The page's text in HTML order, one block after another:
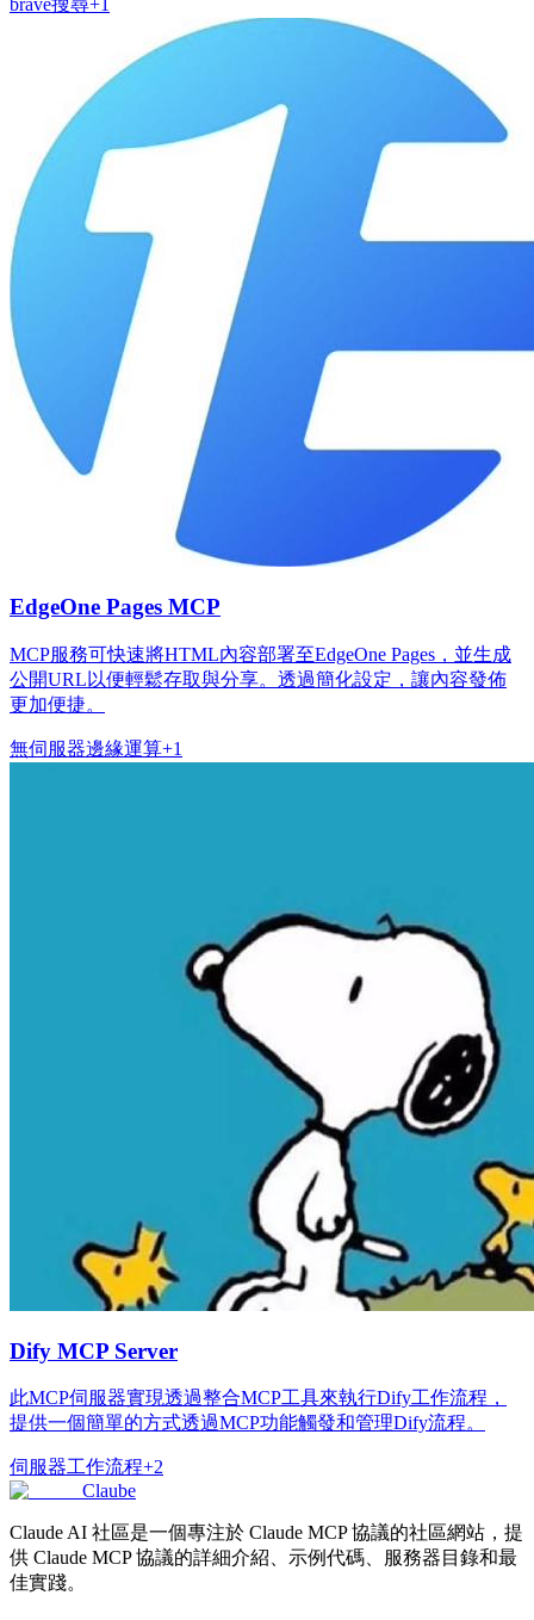
brave搜尋+1
EdgeOne Pages MCP
MCP服務可快速將HTML內容部署至EdgeOne Pages，並生成
公開URL以便輕鬆存取與分享。透過簡化設定，讓內容發佈
更加便捷。
無伺服器邊緣運算+1
Dify MCP Server
此MCP伺服器實現透過整合MCP工具來執行Dify工作流程，
提供一個簡單的方式透過MCP功能觸發和管理Dify流程。
伺服器工作流程+2
Claube
Claude AI 社區是一個專注於 Claude MCP 協議的社區網站，提
供 Claude MCP 協議的詳細介紹、示例代碼、服務器目錄和最
佳實踐。